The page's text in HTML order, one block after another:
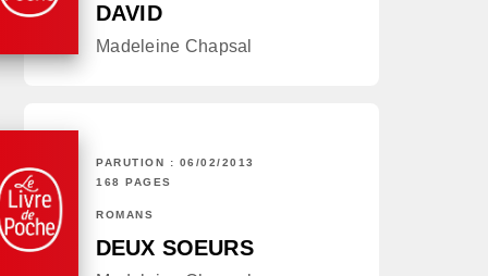
DAVID
Madeleine Chapsal
PARUTION : 06/02/2013
168 PAGES
ROMANS
DEUX SOEURS